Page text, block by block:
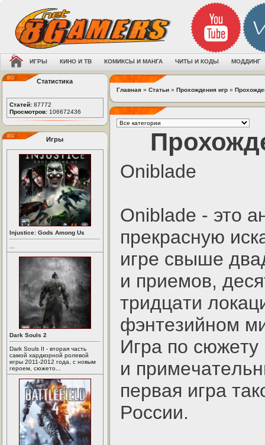
ИГРЫ КИНО И ТВ КОМИКСЫ И МАНГА ЧИТЫ И КОДЫ МОДДИНГ
Статистика
Статей: 87772
Просмотров: 106672436
Игры
Injustice: Gods Among Us
Dark Souls 2
Dark Souls II - вторая часть
самой хардкорной ролевой
игры 2011-2012 года, с новым
героем, сюжето...
Главная » Статьи » Прохождения игр »
Oniblade
Оniblаdе - этo
пpeкpacную
игpe cвышe
и пpиeмoв,
тpидцaти
фэнтeзийнoм
Игpa пo
и
пepвaя игpa
Poccии.